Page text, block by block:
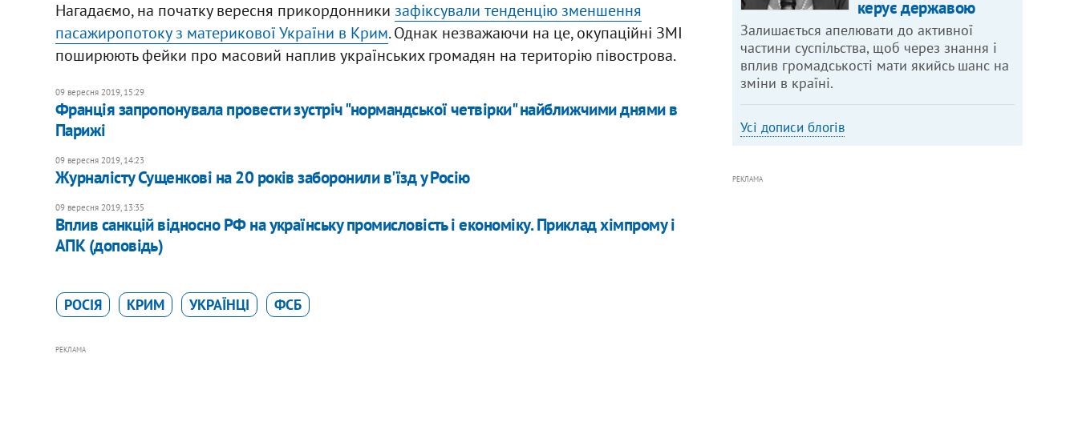
Нагадаємо, на початку вересня прикордонники зафіксували тенденцію зменшення
пасажиропотоку з материкової України в Крим. Однак незважаючи на це, окупаційні ЗМІ
поширюють фейки про масовий наплив українських громадян на територію півострова.
09 вересня 2019, 15:29
Франція запропонувала провести зустріч "нормандської четвірки" найближчими днями в
Парижі
09 вересня 2019, 14:23
Журналісту Сущенкові на 20 років заборонили в'їзд у Росію
09 вересня 2019, 13:35
Вплив санкцій відносно РФ на українську промисловість і економіку. Приклад хімпрому і
АПК (доповідь)
РОСІЯ КРИМ УКРАЇНЦІ ФСБ
РЕКЛАМА
керує державою
Залишається апелювати до активної
частини суспільства, щоб через знання і
вплив громадськості мати якийсь шанс на
зміни в країні.
Усі дописи блогів
РЕКЛАМА